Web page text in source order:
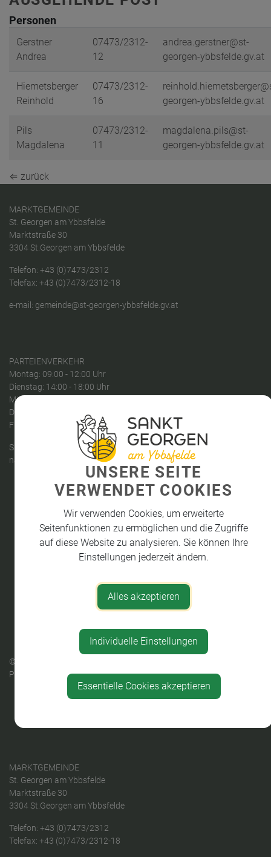
Personen
Gerstner
Andrea
07473/2312-
12
andrea.gerstner@st-
georgen-ybbsfelde.gv.at
Hiemetsberger
Reinhold
07473/2312-
16
georgen-ybbsfelde.gv.at
Pils
Magdalena
07473/2312-
11
magdalena.pils@st-
georgen-ybbsfelde.gv.at
⇐ zurück
MARKTGEMEINDE
St. Georgen am Ybbsfelde
Marktstraße 30
3304 St.Georgen am Ybbsfelde
Telefon: +43 (0)7473/2312
Telefax: +43 (0)7473/2312-18
e-mail: gemeinde@st-georgen-ybbsfelde.gv.at
PARTEIENVERKEHR
Montag: 09:00 - 12:00 Uhr
Dienstag: 14:00 - 18:00 Uhr
Mittwoch: 08:00 - 12:00 Uhr
Donnerstag: kein Parteienverkehr
Freitag: 08:00 - 12:00 Uhr
Sprechstunden des Bürgermeisters:
nach telefonischer Vereinbarung
© 2026 Sankt Georgen am Ybbsfelde |
Produkt der
i-gap Schwingenschlögl & Welser OG
MARKTGEMEINDE
St. Georgen am Ybbsfelde
Marktstraße 30
3304 St.Georgen am Ybbsfelde
Telefon: +43 (0)7473/2312
Telefax: +43 (0)7473/2312-18
UNSERE SEITE
VERWENDET COOKIES
Wir verwenden Cookies, um erweiterte
Seitenfunktionen zu ermöglichen und die Zugriffe
auf diese Website zu analysieren. Sie können Ihre
Einstellungen jederzeit ändern.
Alles akzeptieren
Individuelle Einstellungen
Essentielle Cookies akzeptieren